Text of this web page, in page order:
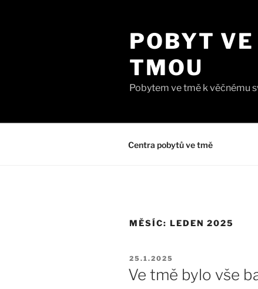
POBYT
TMOU
Pobytem ve tmě k věčnému
Centra pobytů ve tmě
MĚSÍC: LEDEN 2025
PUBLIKOVÁNO
25.1.2025
Ve tmě bylo vše